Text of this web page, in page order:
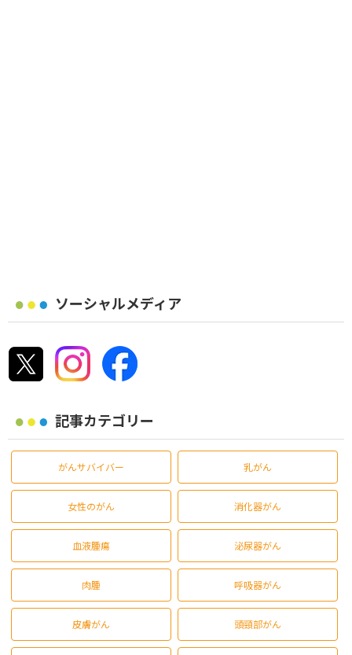
ソーシャルメディア
記事カテゴリー
がんサバイバー 乳がん
女性のがん 消化器がん
血液腫瘍 泌尿器がん
肉腫 呼吸器がん
皮膚がん 頭頸部がん